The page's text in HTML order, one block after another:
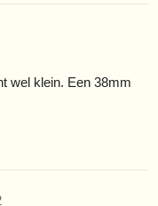
wel klein. Een 38mm